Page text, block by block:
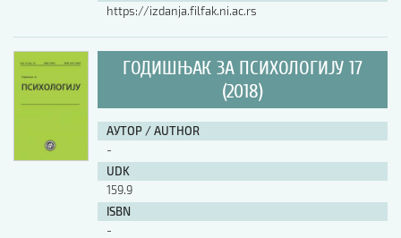
ISSN
COBISS.SR-ID
https://izdanja.filfak.ni.ac.rs
ГОДИШЊАК ЗА ПСИХОЛОГИЈУ 17
(2018)
АУТОР / AUTHOR
-
UDK
159.9
ISBN
-